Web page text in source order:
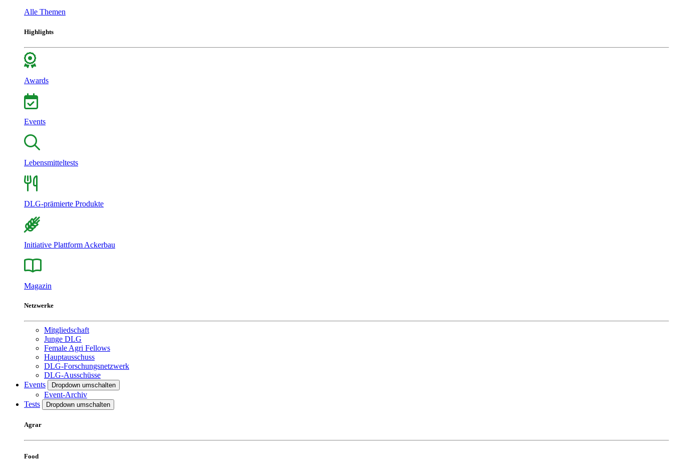
Alle Themen
Highlights
Awards
Events
Lebensmitteltests
DLG-prämierte Produkte
Initiative Plattform Ackerbau
Magazin
Netzwerke
Mitgliedschaft
Junge DLG
Female Agri Fellows
Hauptausschuss
DLG-Forschungsnetzwerk
DLG-Ausschüsse
Events
Dropdown umschalten
Event-Archiv
Tests
Dropdown umschalten
Agrar
Food